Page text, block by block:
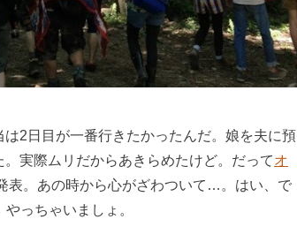
2日目が一番行きたかったんだ。娘を夫に預
実際ムリだからあきらめたけど。だってオ
表。あの時から心がざわついて…。はい、で
っちゃいましょ。